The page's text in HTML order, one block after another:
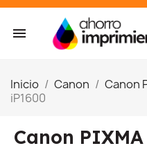
Inicio Canon Canon
iP1600
Canon